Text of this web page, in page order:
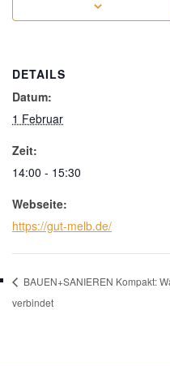
DETAILS
Datum:
1 Februar
Zeit:
14:00 - 15:30
Webseite:
https://gut-melb.de/
BAUEN+SANIEREN Kompakt:
verbindet